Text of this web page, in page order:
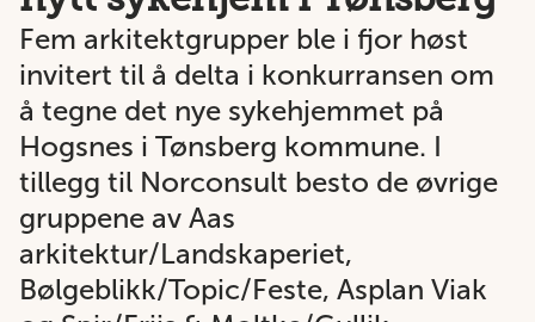
Fem arkitektgrupper ble i fjor høst
invitert til å delta i konkurransen om
å tegne det nye sykehjemmet på
Hogsnes i Tønsberg kommune. I
tillegg til Norconsult besto de øvrige
gruppene av Aas
arkitektur/Landskaperiet,
Bølgeblikk/Topic/Feste, Asplan Viak